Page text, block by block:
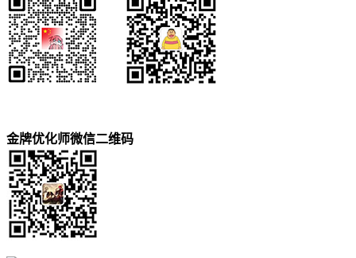
金牌优化师微信二维码